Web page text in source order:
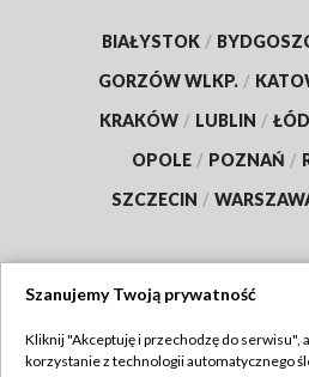
BIAŁYSTOK /
GORZÓW WLKP. /
KRAKÓW / LUBLIN /
OPOLE / POZNAŃ /
SZCZECIN /
TVP
Szanujemy Twoją prywatność
Kliknij "Akceptuję i przechodzę do serwisu",
korzystanie z technologii automatycznego